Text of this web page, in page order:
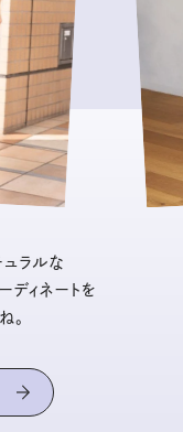
ラルな
ディネートを
。